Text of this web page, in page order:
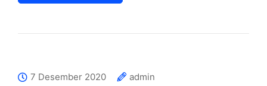
7 Desember 2020
admin